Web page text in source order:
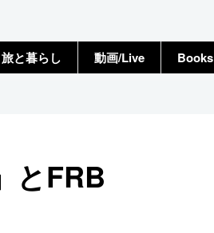
旅と暮らし 動画/Live Books
とFRB